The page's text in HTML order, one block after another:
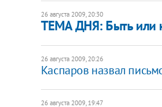
26 августа 2009, 20:30
ТЕМА ДНЯ: Быть или
26 августа 2009, 20:26
Каспаров назвал
26 августа 2009, 19:47